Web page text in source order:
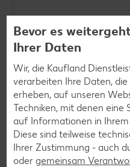
SCHWARZWALDMILCH
Bioland frische Vollmilch,
3,8 % Fett
nur
1.59
Bevor es
Ihrer Daten
Wir, die Kaufland
verarbeiten Ihre Daten,
erheben, auf unseren
Techniken, mit denen
auf Informationen in
Diese sind teilweise
Ihrer Zustimmung - auch
oder gemeinsam